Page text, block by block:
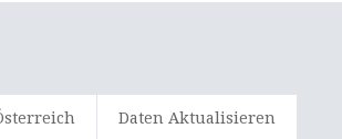
Daten Aktualisieren